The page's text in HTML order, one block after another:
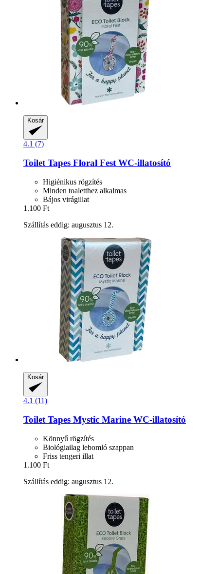
Kosár
4.1 (7)
Toilet Tapes Floral Fest WC-​illatosító
Higiénikus rögzítés
Minden toaletthez alkalmas
Bájos virágillat
1.100 Ft
Szállítás eddig: augusztus 12.
Kosár
4.1 (11)
Toilet Tapes Mystic Marine WC-​illatosító
Könnyű rögzítés
Biológiailag lebomló szappan
Friss tengeri illat
1.100 Ft
Szállítás eddig: augusztus 12.